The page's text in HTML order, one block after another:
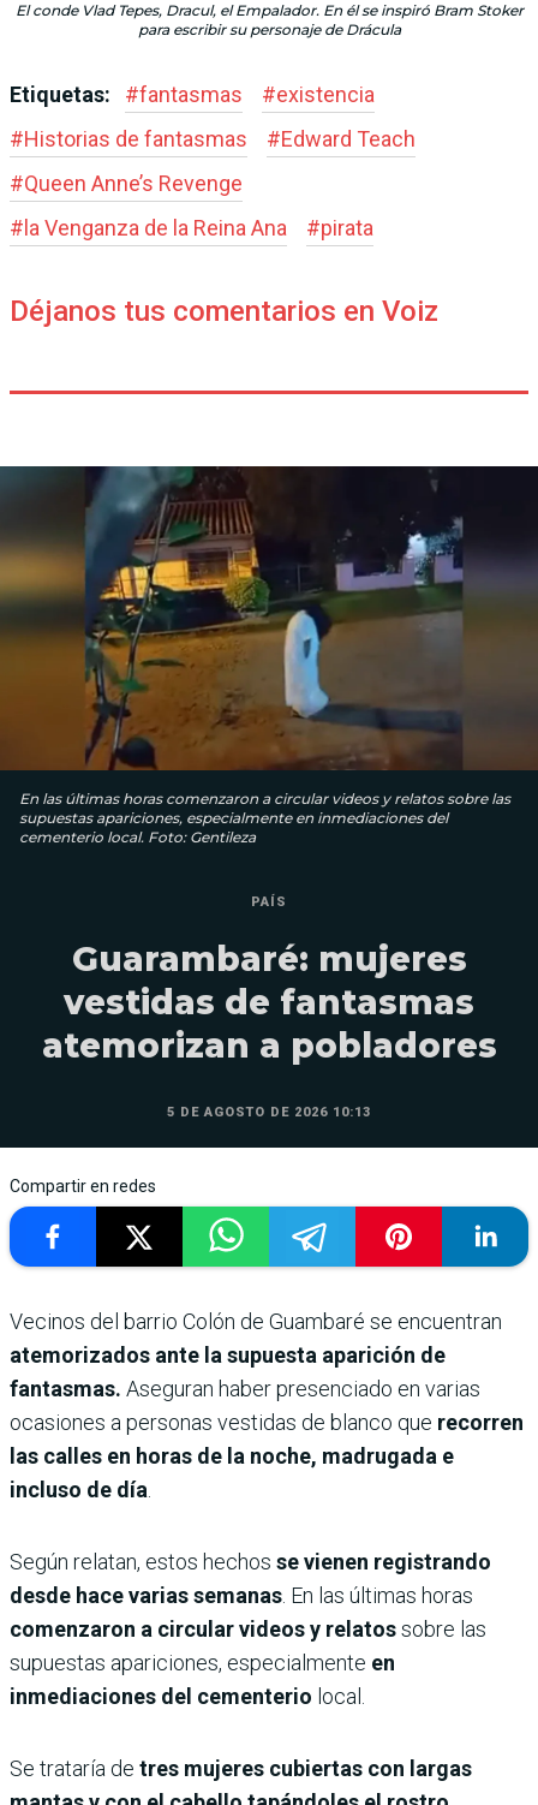
El conde Vlad Tepes, Dracul, el Empalador. En él se inspiró Bram Stoker
para escribir su personaje de Drácula
Etiquetas: #fantasmas #existencia
#Historias de fantasmas #Edward Teach
#Queen Anne’s Revenge
# la Venganza de la Reina Ana #pirata
Déjanos tus comentarios en Voiz
En las últimas horas comenzaron a circular videos y relatos sobre las
supuestas apariciones, especialmente en inmediaciones del
cementerio local. Foto: Gentileza
PAÍS
Guarambaré: mujeres
vestidas de fantasmas
atemorizan a pobladores
5 DE AGOSTO DE 2026 10:13
Compartir en redes
Vecinos del barrio Colón de Guambaré se encuentran
atemorizados ante la supuesta aparición de
fantasmas. Aseguran haber presenciado en varias
ocasiones a personas vestidas de blanco que recorren
las calles en horas de la noche, madrugada e
incluso de día
Según relatan, estos hechos se vienen registrando
desde hace varias semanas . En las últimas horas
comenzaron a circular videos y relatossobre las
supuestas apariciones, especialmente en
inmediaciones del cementerio local.
Se trataría de tres mujeres cubiertas con largas